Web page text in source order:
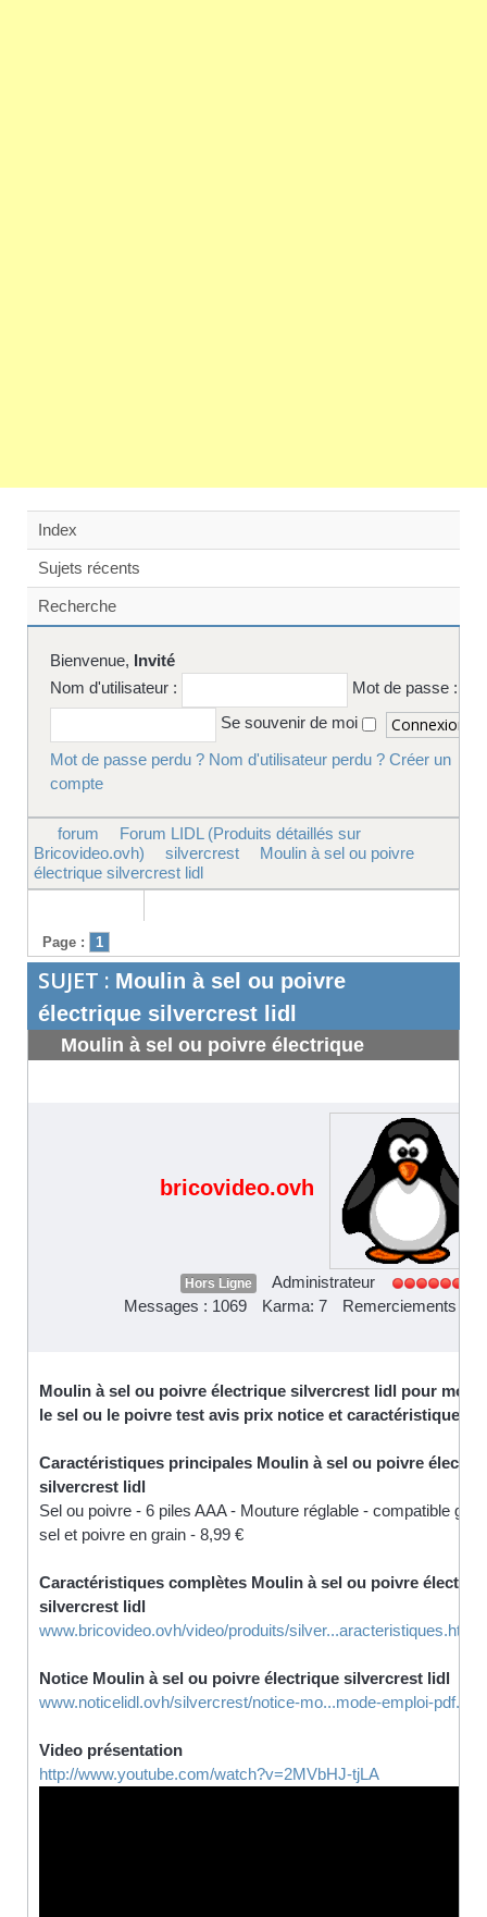
Index
Sujets récents
Recherche
Bienvenue, Invité
Nom d'utilisateur :
Mot de passe :
Se souvenir de moi
Mot de passe perdu ? Nom d'utilisateur perdu ? Créer un
compte
forum
Forum LIDL (Produits détaillés sur
Bricovideo.ovh)
silvercrest
Moulin à sel ou poivre
électrique silvercrest lidl
Page : 1
SUJET : Moulin à sel ou poivre
électrique silvercrest lidl
Moulin à sel ou poivre électrique
bricovideo.ovh
Hors Ligne
Administrateur
Messages : 1069
Karma: 7 Remerciements
Moulin à sel ou poivre électrique silvercrest lidl pour
le sel ou le poivre test avis prix notice et caractéristiques
Caractéristiques principales Moulin à sel ou poivre
silvercrest lidl
Sel ou poivre - 6 piles AAA - Mouture réglable - compatible gros
sel et poivre en grain - 8,99 €
Caractéristiques complètes Moulin à sel ou poivre
silvercrest lidl
www.bricovideo.ovh/video/produits/silver...aracteristiques.html
Notice Moulin à sel ou poivre électrique silvercrest lidl
www.noticelidl.ovh/silvercrest/notice-mo...mode-emploi-
Video présentation
http://www.youtube.com/watch?v=2MVbHJ-tjLA